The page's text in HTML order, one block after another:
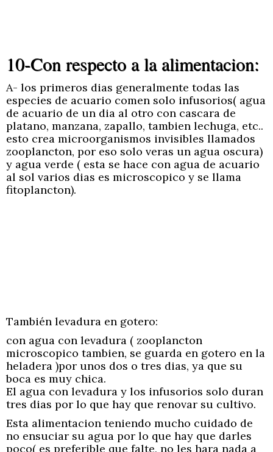
10-Con respecto a la alimentacion:
A- los primeros dias generalmente todas las
especies de acuario comen solo infusorios( agua
de acuario de un dia al otro con cascara de
platano, manzana, zapallo, tambien lechuga, etc..
esto crea microorganismos invisibles llamados
zooplancton, por eso solo veras un agua oscura)
y agua verde ( esta se hace con agua de acuario
al sol varios dias es microscopico y se llama
fitoplancton).
También levadura en gotero:
con agua con levadura ( zooplancton
microscopico tambien, se guarda en gotero en la
heladera )por unos dos o tres dias, ya que su
boca es muy chica.
El agua con levadura y los infusorios solo duran
tres dias por lo que hay que renovar su cultivo.
Esta alimentacion teniendo mucho cuidado de
no ensuciar su agua por lo que hay que darles
poco( es preferible que falte, no les hara nada a